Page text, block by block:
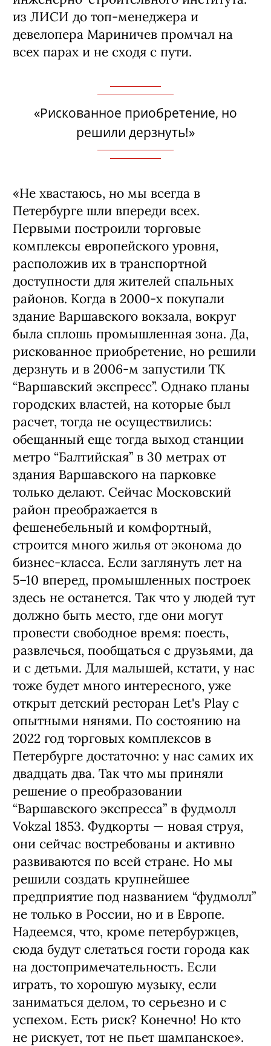
из ЛИСИ до топ-менеджера и
девелопера Мариничев промчал на
всех парах и не сходя с пути.
«Рискованное приобретение, но
решили дерзнуть!»
«Не хвастаюсь, но мы всегда в
Петербурге шли впереди всех.
Первыми построили торговые
комплексы европейского уровня,
расположив их в транспортной
доступности для жителей спальных
районов. Когда в 2000-х покупали
здание Варшавского вокзала, вокруг
была сплошь промышленная зона. Да,
рискованное приобретение, но решили
дерзнуть и в 2006-м запустили ТК
“Варшавский экспресс”. Однако планы
городских властей, на которые был
расчет, тогда не осуществились:
обещанный еще тогда выход станции
метро “Балтийская” в 30 метрах от
здания Варшавского на парковке
только делают. Сейчас Московский
район преображается в
фешенебельный и комфортный,
строится много жилья от эконома до
бизнес-класса. Если заглянуть лет на
5–10 вперед, промышленных построек
здесь не останется. Так что у людей тут
должно быть место, где они могут
провести свободное время: поесть,
развлечься, пообщаться с друзьями, да
и с детьми. Для малышей, кстати, у нас
тоже будет много интересного, уже
открыт детский ресторан Let's Play с
опытными нянями. По состоянию на
2022 год торговых комплексов в
Петербурге достаточно: у нас самих их
двадцать два. Так что мы приняли
решение о преобразовании
“Варшавского экспресса” в фудмолл
Vokzal 1853. Фудкорты — новая струя,
они сейчас востребованы и активно
развиваются по всей стране. Но мы
решили создать крупнейшее
предприятие под названием “фудмолл”
не только в России, но и в Европе.
Надеемся, что, кроме петербуржцев,
сюда будут слетаться гости города как
на достопримечательность. Если
играть, то хорошую музыку, если
заниматься делом, то серьезно и с
успехом. Есть риск? Конечно! Но кто
не рискует, тот не пьет шампанское».